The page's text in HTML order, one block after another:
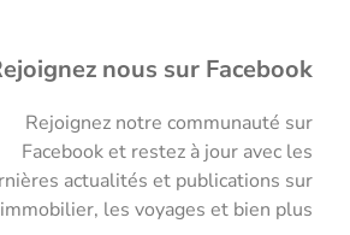
nous sur Facebook
Rejoignez notre communauté sur
Facebook et restez à jour avec les
actualités et publications sur
les voyages et bien plus